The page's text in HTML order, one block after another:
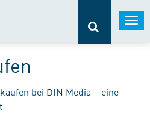
bei DIN Media – eine